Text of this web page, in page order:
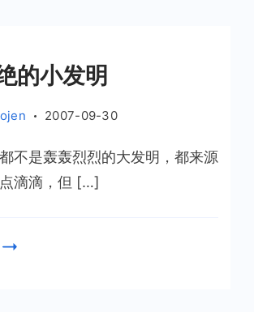
的小发明
2007-09-30
不是轰轰烈烈的大发明，都来源
滴滴，但 […]